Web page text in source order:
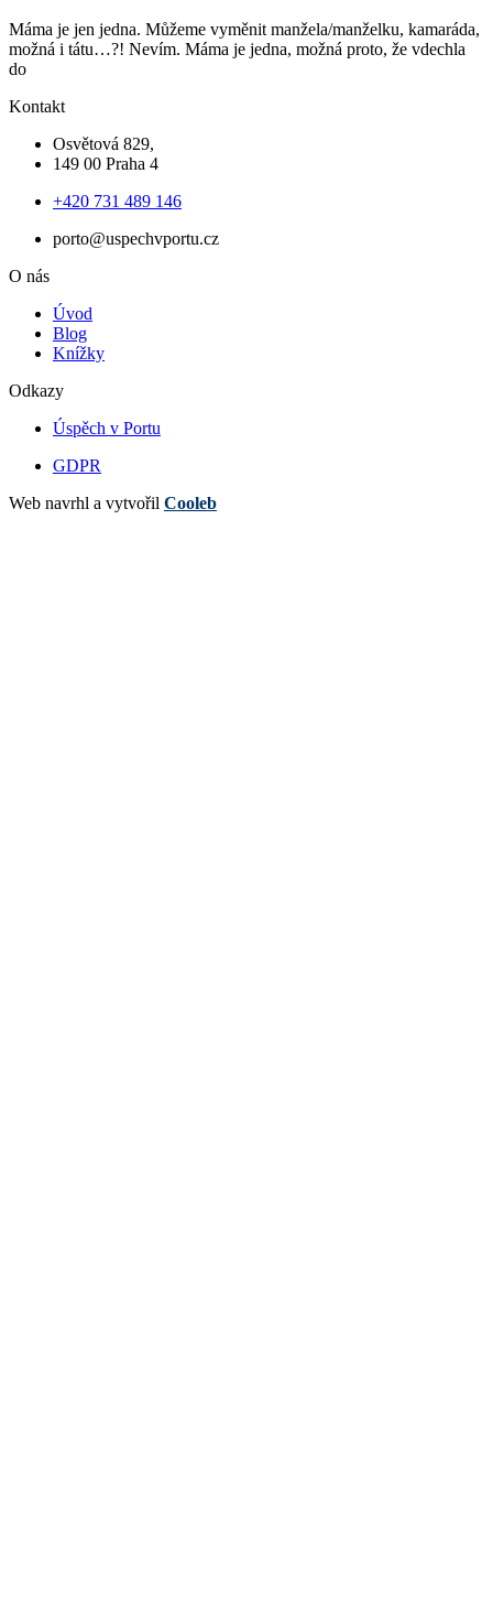
Máma je jen jedna. Můžeme vyměnit manžela/manželku, kamaráda,
možná i tátu…?! Nevím. Máma je jedna, možná proto, že vdechla
do
Kontakt
Osvětová 829,
149 00 Praha 4
+420 731 489 146
porto@uspechvportu.cz
O nás
Úvod
Blog
Knížky
Odkazy
Úspěch v Portu
GDPR
Web navrhl a vytvořil Cooleb